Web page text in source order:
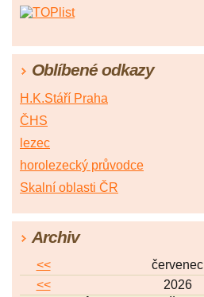
Oblíbené odkazy
H.K.Stáří Praha
ČHS
lezec
horolezecký průvodce
Skalní oblasti ČR
Archiv
<< červenec
<<
2026